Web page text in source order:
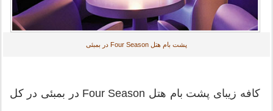
پشت بام هتل Four Season در بمبئی
کافه زیبای پشت بام هتل Four Season در بمبئی در کل